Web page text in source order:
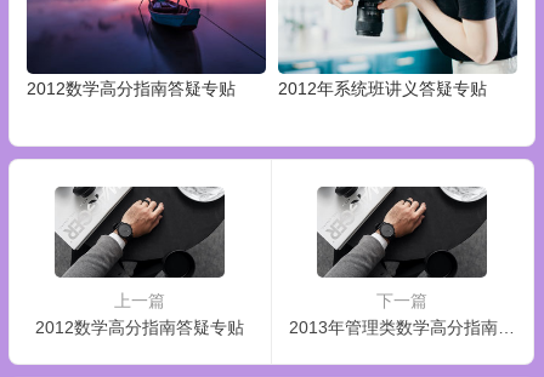
2012数学高分指南答疑专贴 2012年系统班讲义答疑专贴
上一篇
2012数学高分指南答疑专贴
下一篇
2013年管理类数学高分指南讨论交流专帖！